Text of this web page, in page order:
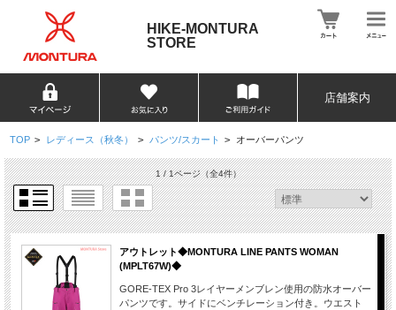
HIKE-MONTURA
STORE
店舗案内
TOP > レディース（秋冬） > パンツ/スカート > オーバーパンツ
1 / 1ページ（全4件）
アウトレット◆MONTURA LINE PANTS WOMAN
(MPLT67W)◆
GORE-TEX Pro 3レイヤーメンブレン使用の防水オーバー
パンツです。サイドにベンチレーション付き。ウエスト